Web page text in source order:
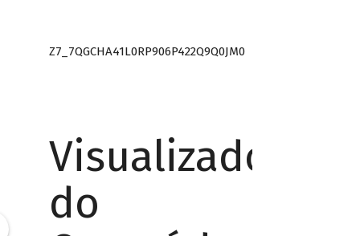
Z7_7QGCHA41L0RP906P422Q9Q0JM0
Visualizador
do